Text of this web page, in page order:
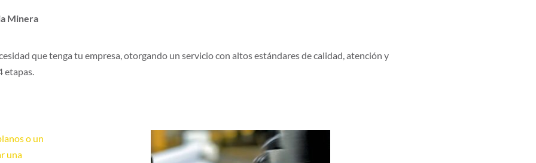
Minera
que tenga tu empresa, otorgando un servicio con altos estándares de calidad, atención y
etapas.
o un
una